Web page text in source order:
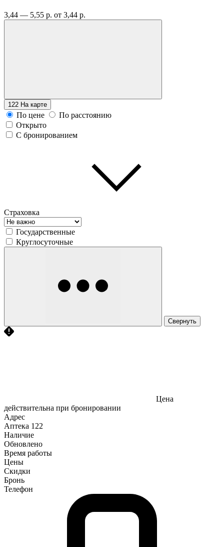
3,44 — 5,55 р. от 3,44 р.
122 На карте
По цене
По расстоянию
Открыто
С бронированием
Страховка
Государственные
Круглосуточные
Свернуть
Цена
действительна при бронировании
Адрес
Аптека 122
Наличие
Обновлено
Время работы
Цены
Скидки
Бронь
Телефон